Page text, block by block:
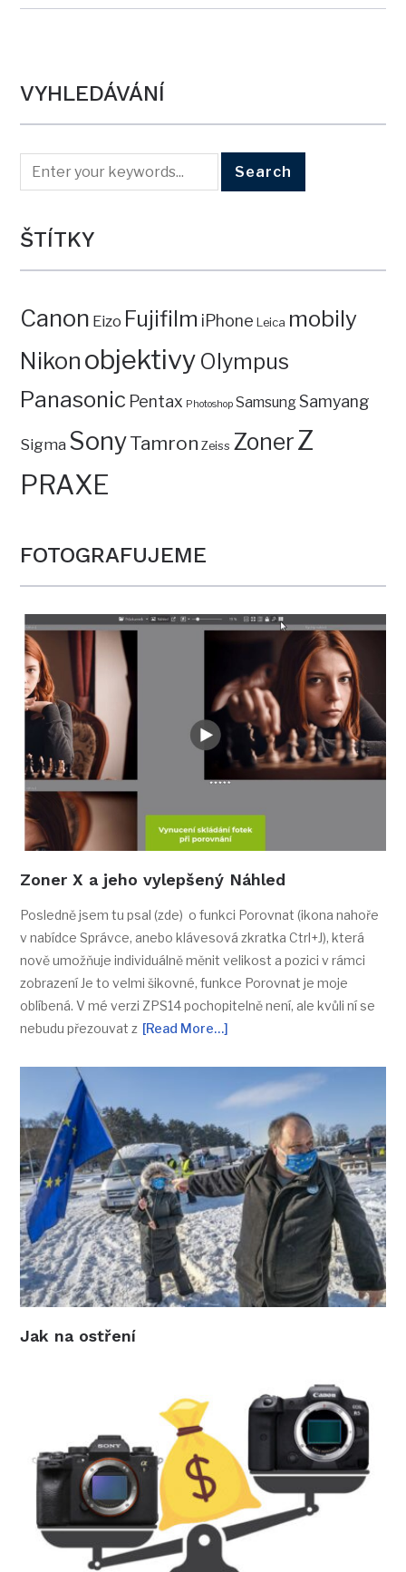
VYHLEDÁVÁNÍ
ŠTÍTKY
Canon Eizo Fujifilm iPhone Leica mobily
Nikon objektivy Olympus
Panasonic Pentax Photoshop SamsungSamyang
Sigma SonyTamron Zeiss ZonerZ
PRAXE
FOTOGRAFUJEME
Zoner X a jeho vylepšený Náhled
Posledně jsem tu psal (zde) o funkci Porovnat (ikona nahoře
v nabídce Správce, anebo klávesová zkratka Ctrl+J), která
nově umožňuje individuálně měnit velikost a pozici v rámci
zobrazení Je to velmi šikovné, funkce Porovnat je moje
oblíbená. V mé verzi ZPS14 pochopitelně není, ale kvůli ní se
nebudu přezouvat z [Read More…]
Jak na ostření